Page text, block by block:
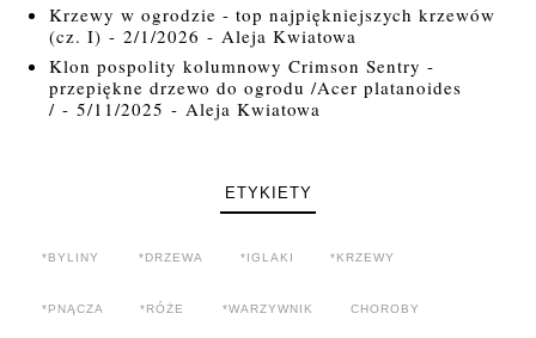
Krzewy w ogrodzie - top najpiękniejszych krzewów
(cz. I) - 2/1/2026 - Aleja Kwiatowa
Klon pospolity kolumnowy Crimson Sentry -
przepiękne drzewo do ogrodu /Acer platanoides
/ - 5/11/2025 - Aleja Kwiatowa
ETYKIETY
*BYLINY *DRZEWA *IGLAKI *KRZEWY
*PNĄCZA *RÓŻE *WARZYWNIK CHOROBY